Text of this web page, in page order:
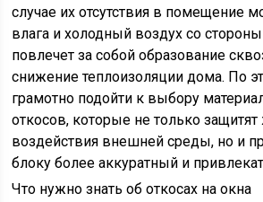
случае их отсутствия в помещение
влага и холодный воздух со
повлечет за собой образование
снижение теплоизоляции дома. По
грамотно подойти к выбору
откосов, которые не только
воздействия внешней среды, но и
блоку более аккуратный и
Что нужно знать об откосах на окна